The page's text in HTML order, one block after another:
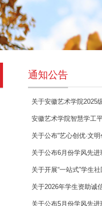
通知公告
关于安徽艺术学院2025
安徽艺术学院智慧学工
关于公布“艺心创优·文
关于公布6月份学风先
关于开展“一站式”学生
关于2026年学生资助诚
关于公布5月份学风先